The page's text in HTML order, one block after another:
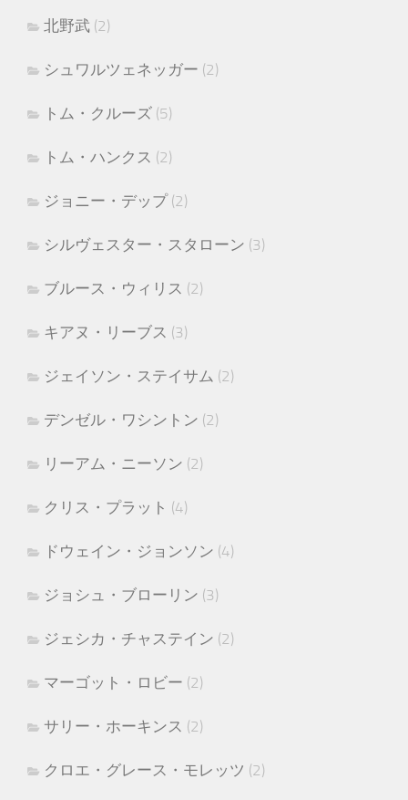
北野武 (2)
シュワルツェネッガー (2)
トム・クルーズ (5)
トム・ハンクス (2)
ジョニー・デップ(2)
シルヴェスター・スタローン (3)
ブルース・ウィリス (2)
キアヌ・リーブス (3)
ジェイソン・ステイサム (2)
デンゼル・ワシントン (2)
リーアム・ニーソン (2)
クリス・プラット (4)
ドウェイン・ジョンソン (4)
ジョシュ・ブローリン (3)
ジェシカ・チャステイン (2)
マーゴット・ロビー (2)
サリー・ホーキンス (2)
クロエ・グレース・モレッツ (2)